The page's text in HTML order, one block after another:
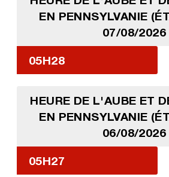
EN PENNSYLVANIE
07/08/2026
05H28
HEURE DE L'AUBE ET
EN PENNSYLVANIE
06/08/2026
05H27